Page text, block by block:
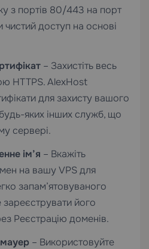
з портів 80/443 на порт
доступ на основі
– Захистіть весь
HTTPS. AlexHost
для захисту вашого
яких інших служб, що
сервері.
ім’я – Вкажіть
на вашу VPS для
запам’ятовуваного
його
Реєстрацію доменів.
– Використовуйте